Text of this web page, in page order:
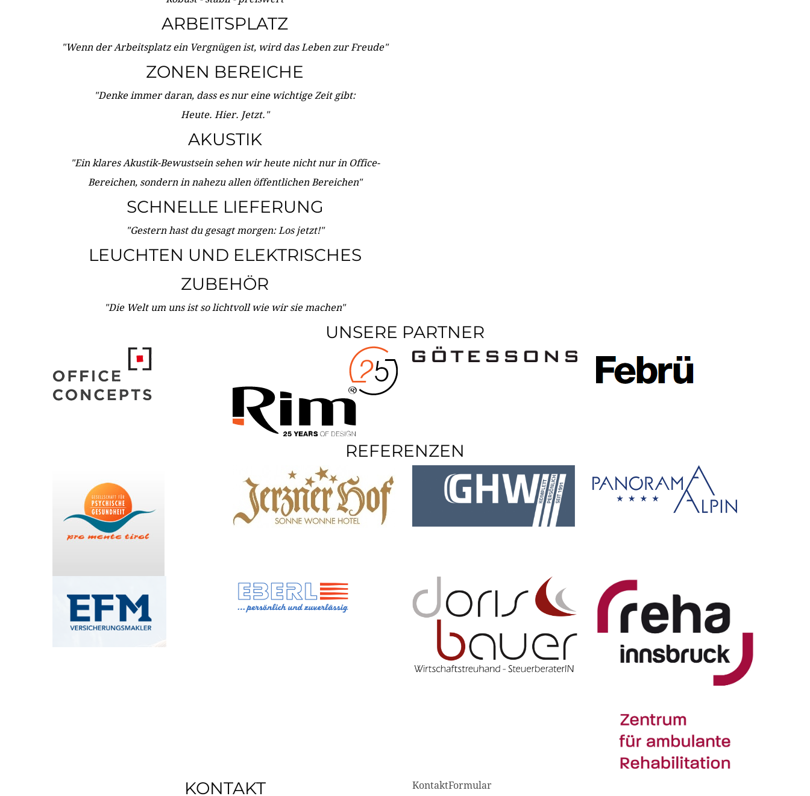
ARBEITSPLATZ
"Wenn der Arbeitsplatz ein Vergnügen ist, wird das Leben zur Freude"
ZONEN BEREICHE
"Denke immer daran, dass es nur eine wichtige Zeit gibt:
Heute. Hier. Jetzt."
AKUSTIK
"Ein klares Akustik-Bewustsein sehen wir heute nicht nur in Office-
Bereichen, sondern in nahezu allen öffentlichen Bereichen"
SCHNELLE LIEFERUNG
"Gestern hast du gesagt morgen: Los jetzt!"
LEUCHTEN UND ELEKTRISCHES
ZUBEHÖR
"Die Welt um uns ist so lichtvoll wie wir sie machen"
UNSERE PARTNER
REFERENZEN
KONTAKT KontaktFormular